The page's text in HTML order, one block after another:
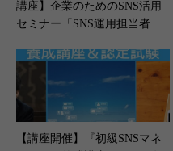
講座】企業のためのSNS活用
セミナー「SNS運用担当者はK
1月18日）
【講座開催】『初級SNSマネ